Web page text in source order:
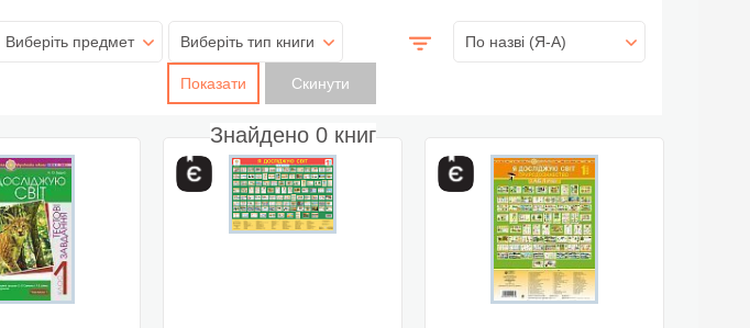
Виберіть предмет Виберіть тип книги
Показати
Знайдено 0 книг
По назві (Я-А)